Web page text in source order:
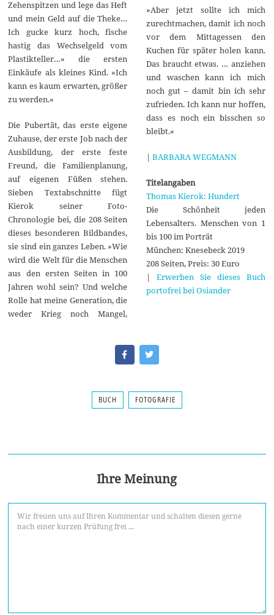
Zehenspitzen und lege das Heft
und mein Geld auf die Theke…
Ich gucke kurz hoch, fische
hastig das Wechselgeld vom
Plastikteller…« die ersten
Einkäufe als kleines Kind. »Ich
kann es kaum erwarten, größer
zu werden.«
Die Pubertät, das erste eigene
Zuhause, der erste Job nach der
Ausbildung, der erste feste
Freund, die Familienplanung,
auf eigenen Füßen stehen.
Sieben Textabschnitte fügt
Kierok seiner Foto-
Chronologie bei, die 208 Seiten
dieses besonderen Bildbandes,
sie sind ein ganzes Leben. »Wie
wird die Welt für die Menschen
aus den ersten Seiten in 100
Jahren wohl sein? Und welche
Rolle hat meine Generation, die
weder Krieg noch Mangel,
»Aber jetzt sollte ich mich
zurechtmachen, damit ich noch
vor dem Mittagessen den
Kuchen für später holen kann.
Das braucht etwas. … anziehen
und waschen kann ich mich
noch gut – damit bin ich sehr
zufrieden. Ich kann nur hoffen,
dass es noch ein bisschen so
bleibt.«
| BARBARA WEGMANN
Titelangaben
Thomas Kierok: Hundert
Die Schönheit jeden
Lebensalters. Menschen von 1
bis 100 im Porträt
München: Knesebeck 2019
208 Seiten, Preis: 30 Euro
| Erwerben Sie dieses Buch
portofrei bei Osiander
BUCH FOTOGRAFIE
Ihre Meinung